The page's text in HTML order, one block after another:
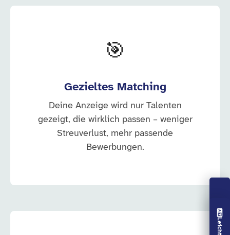
Vorlesen aus
🎯
Gezieltes Matching
Deine Anzeige wird nur Talenten
gezeigt, die wirklich passen – weniger
Streuverlust, mehr passende
Bewerbungen.